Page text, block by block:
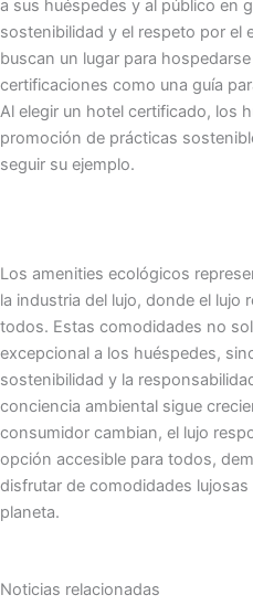
a sus huéspedes y al público en
sostenibilidad y el respeto por el
buscan un lugar para
certificaciones como una guía
Al elegir un hotel certificado, los
promoción de prácticas
seguir su ejemplo.
Los amenities ecológicos
la industria del lujo, donde el lujo
todos. Estas comodidades no
excepcional a los huéspedes,
sostenibilidad y la
conciencia ambiental sigue
consumidor cambian, el lujo
opción accesible para todos,
disfrutar de comodidades
planeta.
Noticias relacionadas